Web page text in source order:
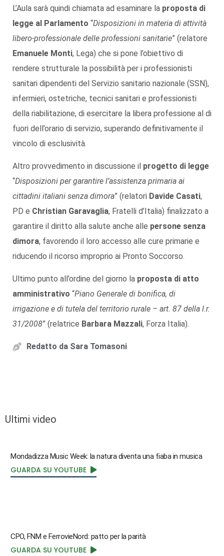
L’Aula sarà quindi chiamata ad esaminare la proposta di
legge al Parlamento “Disposizioni in materia di attività
libero-professionale delle professioni sanitarie” (relatore
Emanuele Monti, Lega) che si pone l’obiettivo di
rendere strutturale la possibilità per i professionisti
sanitari dipendenti del Servizio sanitario nazionale (SSN),
infermieri, ostetriche, tecnici sanitari e professionisti
della riabilitazione, di esercitare la libera professione al di
fuori dell’orario di servizio, superando definitivamente il
vincolo di esclusività.
Altro provvedimento in discussione il progetto di legge
“Disposizioni per garantire l’assistenza primaria ai
cittadini italiani senza dimora” (relatori Davide Casati,
PD e Christian Garavaglia, Fratelli d’Italia) finalizzato a
garantire il diritto alla salute anche alle persone senza
dimora, favorendo il loro accesso alle cure primarie e
riducendo il ricorso improprio ai Pronto Soccorso.
Ultimo punto all’ordine del giorno la proposta di atto
amministrativo “Piano Generale di bonifica, di
irrigazione e di tutela del territorio rurale – art. 87 della l.r.
31/2008” (relatrice Barbara Mazzali, Forza Italia).
Redatto da Sara Tomasoni
Ultimi video
Mondadizza Music Week: la natura diventa una fiaba in musica
GUARDA SU YOUTUBE
CPO, FNM e FerrovieNord: patto per la parità
GUARDA SU YOUTUBE